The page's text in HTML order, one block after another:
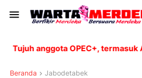
anggota OPEC+, termasuk
Beranda Jabodetabek